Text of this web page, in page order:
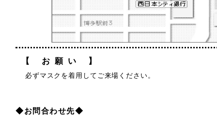
【 お願い 】
必ずマスクを着用してご来場ください。
◆お問合わせ先◆